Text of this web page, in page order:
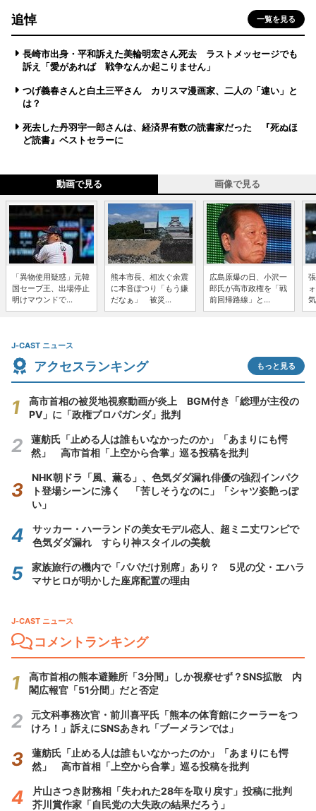
追悼 一覧を見る
長崎市出身・平和訴えた美輪明宏さん死去 ラストメッセージでも
訴え「愛があれば 戦争なんか起こりません」
つげ義春さんと白土三平さん カリスマ漫画家、二人の「違い」と
は？
死去した丹羽宇一郎さんは、経済界有数の読書家だった 『死ぬほ
ど読書』ベストセラーに
動画で見る 画像で見る
「異物使用疑惑」元韓
国セーブ王、出場停止
明けマウンドで...
熊本市長、相次ぐ余震
に本音ぽつり「もう嫌
だなぁ」 被災...
広島原爆の日、小沢一
郎氏が高市政権を「戦
前回帰路線」と...
J-CAST ニュース
アクセスランキング もっと見る
高市首相の被災地視察動画が炎上 BGM付き「総理が主役の
PV」に「政権プロパガンダ」批判
蓮舫氏「止める人は誰もいなかったのか」「あまりにも愕
然」 高市首相「上空から合掌」巡る投稿を批判
NHK朝ドラ「風、薫る」、色気ダダ漏れ俳優の強烈インパク
ト登場シーンに沸く 「苦しそうなのに」「シャツ姿艶っぽ
い」
サッカー・ハーランドの美女モデル恋人、超ミニ丈ワンピで
色気ダダ漏れ すらり神スタイルの美貌
家族旅行の機内で「パパだけ別席」あり？ 5児の父・エハラ
マサヒロが明かした座席配置の理由
J-CAST ニュース
コメントランキング
高市首相の熊本避難所「3分間」しか視察せず？SNS拡散 内
閣広報官「51分間」だと否定
元文科事務次官・前川喜平氏「熊本の体育館にクーラーをつ
けろ！」訴えにSNSあきれ「ブーメランでは」
蓮舫氏「止める人は誰もいなかったのか」「あまりにも愕
然」 高市首相「上空から合掌」巡る投稿を批判
片山さつき財務相「失われた28年を取り戻す」投稿に批判
芥川賞作家「自民党の大失政の結果だろう」